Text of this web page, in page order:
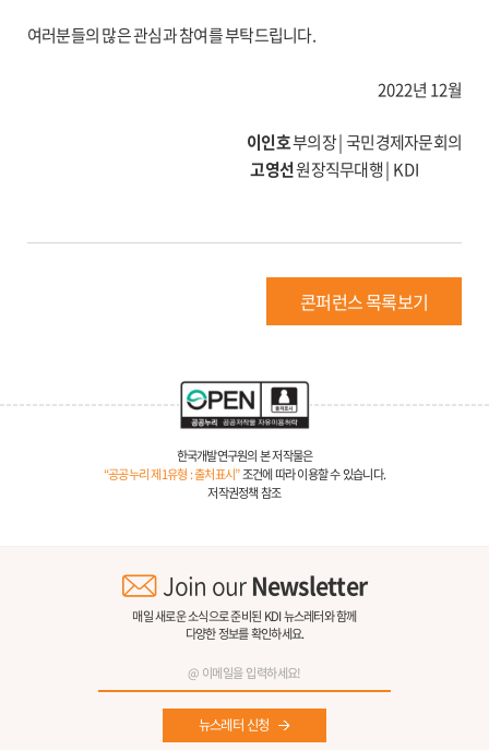
여러분들의 많은 관심과 참여를 부탁드립니다.
2022년 12월
이인호부의장|국민경제자문회의
고영선원장직무대행| KDI
콘퍼런스 목록보기
한국개발연구원의 본 저작물은
“공공누리 제1유형 : 출처표시”조건에 따라 이용할 수 있습니다.
저작권정책 참조
Join ourNewsletter
매일 새로운 소식으로 준비된 KDI 뉴스레터와 함께
다양한 정보를 확인하세요.
뉴스레터 신청